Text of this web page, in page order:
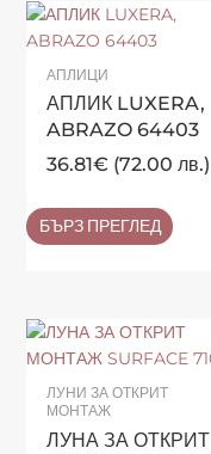
АПЛИЦИ
АПЛИК LUXERA,
ABRAZO 64403
36.81€ (72.00 лв.)
БЪРЗ ПРЕГЛЕД
ЛУНИ ЗА ОТКРИТ
МОНТАЖ
ЛУНА ЗА ОТКРИТ